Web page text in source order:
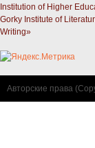
Institution of Higher
Gorky Institute of
Writing»
Авторские права